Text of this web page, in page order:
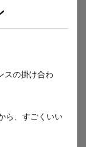
スの掛け合わ
ら、すごくいい